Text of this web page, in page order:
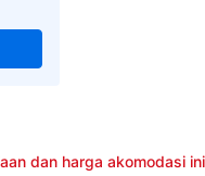
dan harga akomodasi ini